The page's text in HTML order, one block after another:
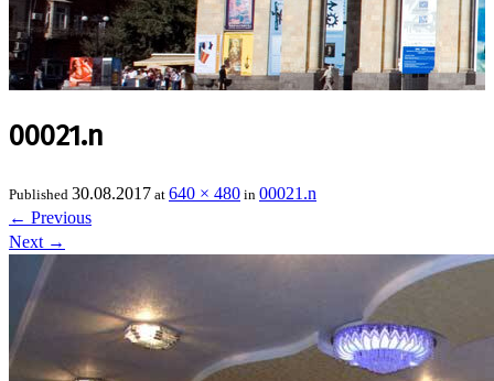
00021.n
Published 30.08.2017 at 640 × 480 in 00021.n
← Previous
Next →